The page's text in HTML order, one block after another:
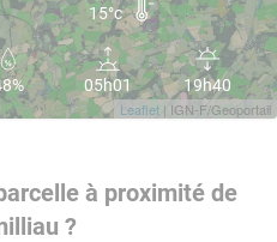
Leaflet | IGN-F/Geoportail
15°c
05h01 19h40
à proximité de
?